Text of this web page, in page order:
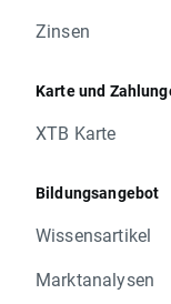
Zinsen
Karte und
XTB Karte
Bildungsangebot
Wissensartikel
Marktanalysen